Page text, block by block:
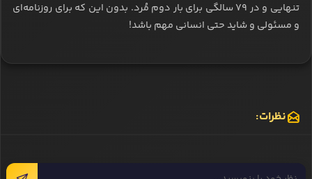
تنهایی و در ۷۹ سالگی برای بار دوم مُرد. بدون این‌ که برای روزنامه‌ای
و مسئولی و شاید حتی انسانی مهم باشد!
نظرات: